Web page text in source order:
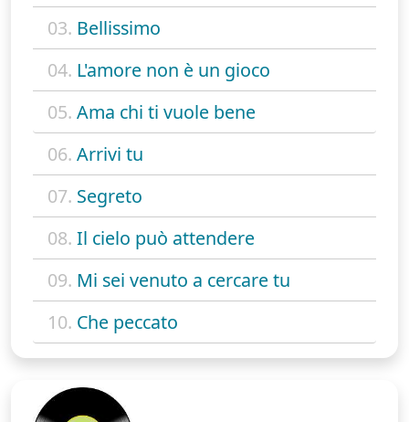
03. Bellissimo
04. L'amore non è un gioco
05. Ama chi ti vuole bene
06. Arrivi tu
07. Segreto
08. Il cielo può attendere
09. Mi sei venuto a cercare tu
10. Che peccato